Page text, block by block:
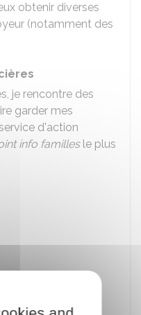
obtenir diverses
(notamment des
je rencontre des
garder mes
d'action
info famillesle plus